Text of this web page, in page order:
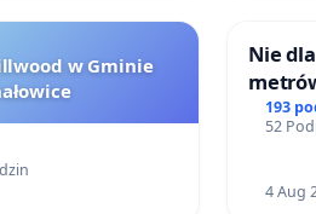
w Gminie
Nie
193
52
4 Aug